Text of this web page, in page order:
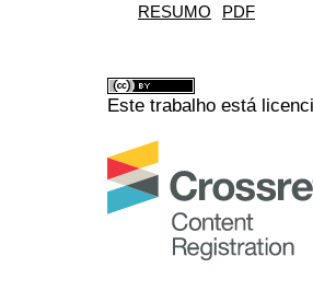
RESUMO PDF
Este trabalho está